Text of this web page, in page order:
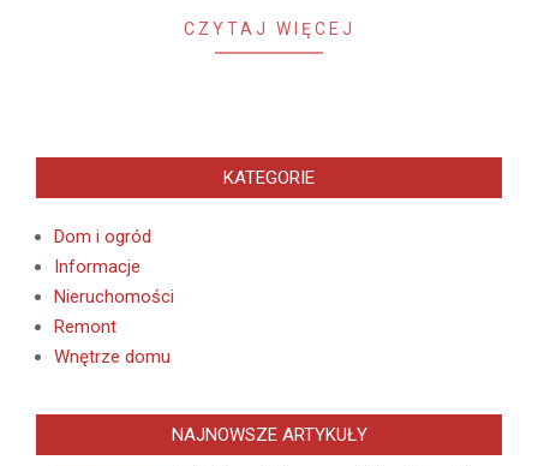
CZYTAJ WIĘCEJ
KATEGORIE
Dom i ogród
Informacje
Nieruchomości
Remont
Wnętrze domu
NAJNOWSZE ARTYKUŁY